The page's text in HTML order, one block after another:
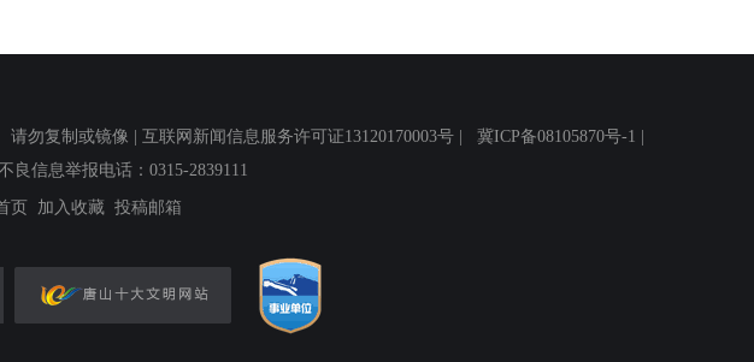
复制或镜像 | 互联网新闻信息服务许可证13120170003号 | 冀ICP备08105870号-1 |
良信息举报电话：0315-2839111
页 加入收藏 投稿邮箱